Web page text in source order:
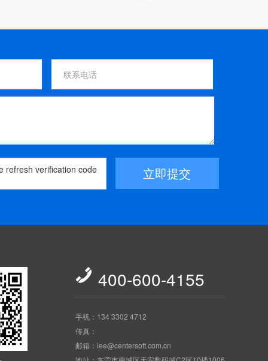
立即提交
 400-600-4155
手机：134 3302 4712
传真：
邮箱：lee@centersoft.com.cn